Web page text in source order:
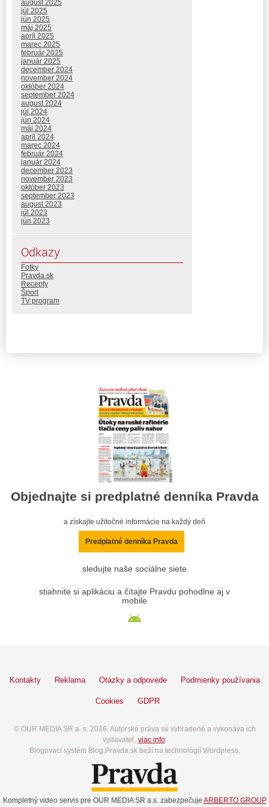
august 2025
júl 2025
jún 2025
máj 2025
apríl 2025
marec 2025
február 2025
január 2025
december 2024
november 2024
október 2024
september 2024
august 2024
júl 2024
jún 2024
máj 2024
apríl 2024
marec 2024
február 2024
január 2024
december 2023
november 2023
október 2023
september 2023
august 2023
júl 2023
jún 2023
Odkazy
Fotky
Pravda.sk
Recepty
Šport
TV program
Objednajte si predplatné denníka Pravda
a získajte užitočné informácie na každý deň
Predplatné denníka Pravda
sledujte naše sociálne siete
stiahnite si aplikáciu a čítajte Pravdu pohodlne aj v
mobile
Kontakty Reklama Otázky a odpovede Podmienky používania
Cookies GDPR
© OUR MEDIA SR a. s. 2026. Autorské práva sú vyhradené a vykonáva ich
vydavateľ, viac info.
Blogovací systém Blog.Pravda.sk beží na technológií Wordpress.
Kompletný video servis pre OUR MEDIA SR a.s. zabezpečuje ARBERTO GROUP